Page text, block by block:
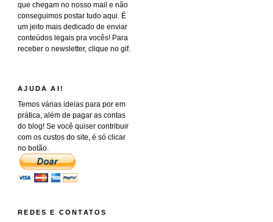
que chegam no nosso mail e não
conseguimos postar tudo aqui. É
um jeito mais dedicado de enviar
conteúdos legais pra vocês! Para
receber o newsletter, clique no gif.
AJUDA AI!
Temos várias ideias para por em
prática, além de pagar as contas
do blog! Se você quiser contribuir
com os custos do site, é só clicar
no botão.
REDES E CONTATOS